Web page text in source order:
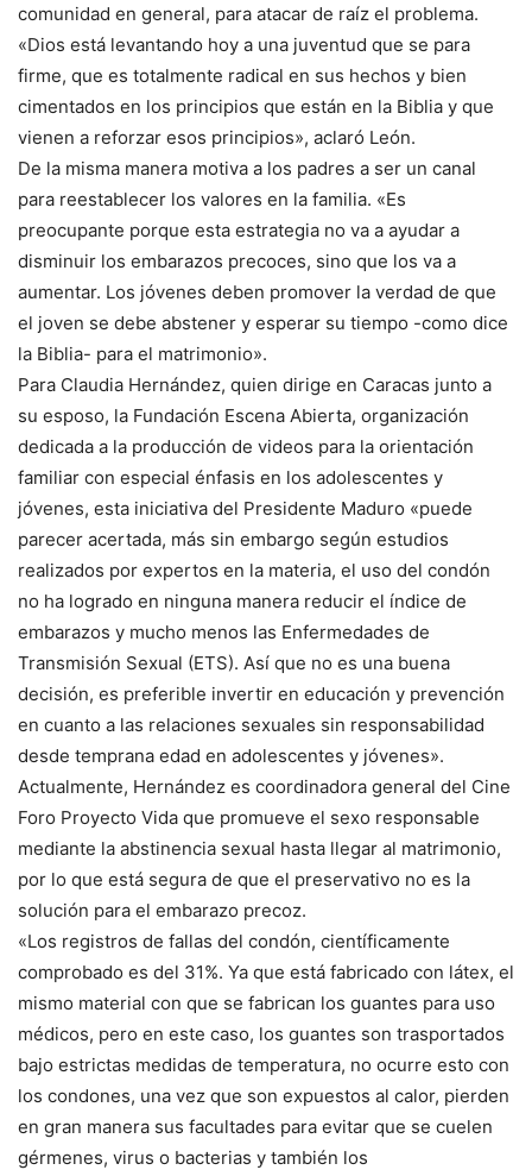
comunidad en general, para atacar de raíz el problema.
«Dios está levantando hoy a una juventud que se para
firme, que es totalmente radical en sus hechos y bien
cimentados en los principios que están en la Biblia y que
vienen a reforzar esos principios», aclaró León.
De la misma manera motiva a los padres a ser un canal
para reestablecer los valores en la familia. «Es
preocupante porque esta estrategia no va a ayudar a
disminuir los embarazos precoces, sino que los va a
aumentar. Los jóvenes deben promover la verdad de que
el joven se debe abstener y esperar su tiempo -como dice
la Biblia- para el matrimonio».
Para Claudia Hernández, quien dirige en Caracas junto a
su esposo, la Fundación Escena Abierta, organización
dedicada a la producción de videos para la orientación
familiar con especial énfasis en los adolescentes y
jóvenes, esta iniciativa del Presidente Maduro «puede
parecer acertada, más sin embargo según estudios
realizados por expertos en la materia, el uso del condón
no ha logrado en ninguna manera reducir el índice de
embarazos y mucho menos las Enfermedades de
Transmisión Sexual (ETS). Así que no es una buena
decisión, es preferible invertir en educación y prevención
en cuanto a las relaciones sexuales sin responsabilidad
desde temprana edad en adolescentes y jóvenes».
Actualmente, Hernández es coordinadora general del Cine
Foro Proyecto Vida que promueve el sexo responsable
mediante la abstinencia sexual hasta llegar al matrimonio,
por lo que está segura de que el preservativo no es la
solución para el embarazo precoz.
«Los registros de fallas del condón, científicamente
comprobado es del 31%. Ya que está fabricado con látex, el
mismo material con que se fabrican los guantes para uso
médicos, pero en este caso, los guantes son trasportados
bajo estrictas medidas de temperatura, no ocurre esto con
los condones, una vez que son expuestos al calor, pierden
en gran manera sus facultades para evitar que se cuelen
gérmenes, virus o bacterias y también los